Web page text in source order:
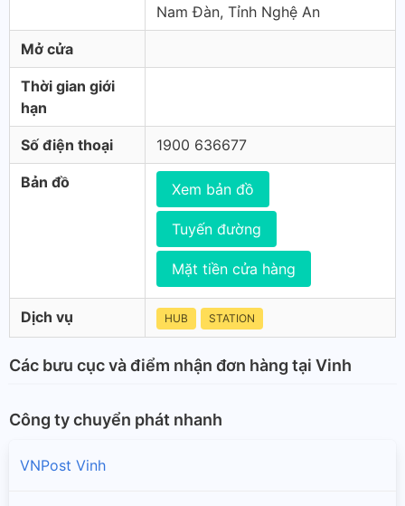
Nam Đàn, Tỉnh Nghệ An
Mở cửa
Thời gian giới
hạn
Số điện thoại 1900 636677
Bản đồ Xem bản đồ
Tuyến đường
Mặt tiền cửa hàng
Dịch vụ HUB STATION
Các bưu cục và điểm nhận đơn hàng tại Vinh
Công ty chuyển phát nhanh
VNPost Vinh